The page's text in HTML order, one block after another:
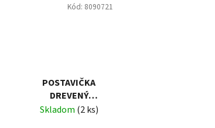
POSTAVIČKA
DREVENÝ
LUSKÁČIK S
Skladom (2 ks)
Kód: 8090721